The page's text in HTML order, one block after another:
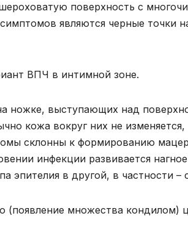
поверхность с
являются черные точки
ВПЧ в интимной зоне.
ножке, выступающих над
кожа вокруг них не
склонны к формированию
инфекции развивается
эпителия в другой, в частности –
(появление множества кондилом)